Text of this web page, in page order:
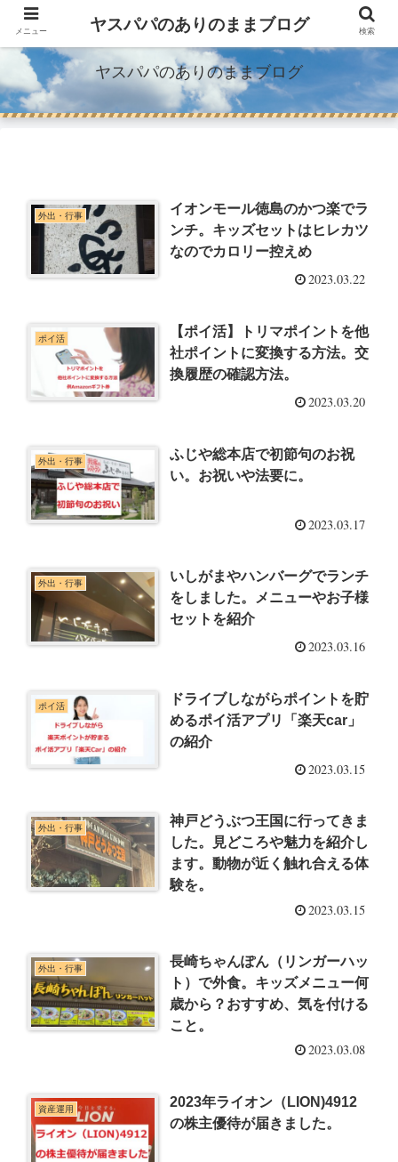
３児のパパの育児ブログと時々副業
ヤスパパのありのままブログ
外出・行事
イオンモール徳島のかつ楽でラ
ンチ。キッズセットはヒレカツ
なのでカロリー控えめ
2023.03.22
ポイ活
【ポイ活】トリマポイントを他
社ポイントに変換する方法。交
換履歴の確認方法。
2023.03.20
外出・行事
ふじや総本店で初節句のお祝
い。お祝いや法要に。
2023.03.17
外出・行事
いしがまやハンバーグでランチ
をしました。メニューやお子様
セットを紹介
2023.03.16
ポイ活
ドライブしながらポイントを貯
めるポイ活アプリ「楽天car」
の紹介
2023.03.15
外出・行事
神戸どうぶつ王国に行ってきま
した。見どころや魅力を紹介し
ます。動物が近く触れ合える体
験を。
2023.03.15
外出・行事
長崎ちゃんぽん（リンガーハッ
ト）で外食。キッズメニュー何
歳から？おすすめ、気を付ける
こと。
2023.03.08
資産運用
2023年ライオン（LION)4912
の株主優待が届きました。
メニュー ヤスパパのありのままブログ 検索